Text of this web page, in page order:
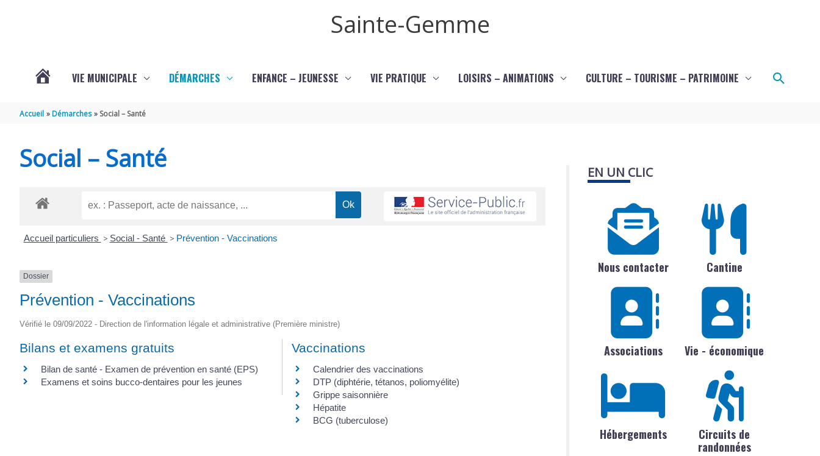
Sainte-Gemme
GEMME
VIE MUNICIPALE DÉMARCHES ENFANCE – JEUNESSE VIE PRATIQUE LOISIRS – ANIMATIONS CULTURE – TOURISME – PATRIMOINE
Accueil Démarches Social – Santé
Social – Santé
Accueil particuliers > Social - Santé > Prévention - Vaccinations
Dossier
Prévention - Vaccinations
Vérifié le 09/09/2022 - Direction de l'information légale et administrative (Première ministre)
Bilans et examens gratuits
Bilan de santé - Examen de prévention en santé (EPS)
Examens et soins bucco-dentaires pour les jeunes
Vaccinations
Calendrier des vaccinations
DTP (diphtérie, tétanos, poliomyélite)
Grippe saisonnière
Hépatite
BCG (tuberculose)
EN UN CLIC
Nous contacter Cantine
Associations Vie - économique
Hébergements
Circuits de
randonnées